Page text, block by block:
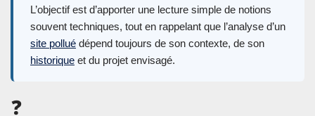
L’objectif est d’apporter une lecture simple de notions
souvent techniques, tout en rappelant que l’analyse d’un
site pollué dépend toujours de son contexte, de son
historique et du projet envisagé.
❓